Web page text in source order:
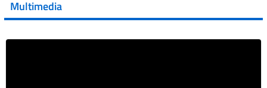
Vai al post →
Multimedia